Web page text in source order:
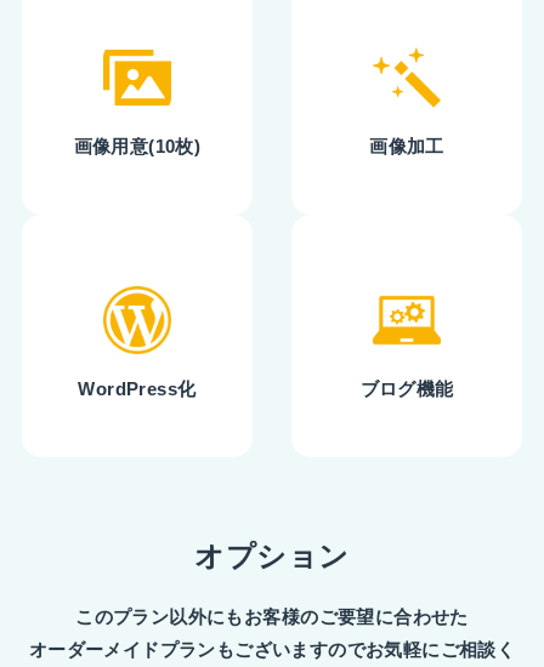
画像用意(10枚) 画像加工
WordPress化 ブログ機能
オプション
このプラン以外にもお客様のご要望に合わせた
オーダーメイドプランもございますのでお気軽にご相談く